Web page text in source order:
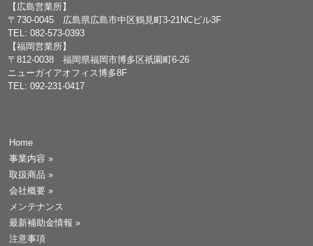
【広島営業所】
〒730-0045 広島県広島市中区鶴見町3-21NCビル3F
TEL: 082-573-0393
【福岡営業所】
〒812-0038 福岡県福岡市博多区祇園町6-26
ニューガイアオフィス博多8F
TEL: 092-231-0417
Home
事業内容 »
取扱商品 »
会社概要 »
メンテナンス
最新補助金情報 »
注意事項